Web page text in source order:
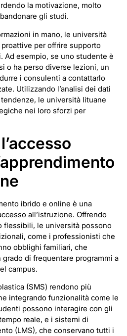
la motivazione, molto
gli studi.
in mano, le università
per offrire supporto
Ad esempio, se uno studente è
o ha perso diverse lezioni, un
i consulenti a contattarlo
Utilizzando l’analisi dei dati
le università lituane
nei loro sforzi per
ibrido e online è una
all’istruzione. Offrendo
flessibili, le università possono
come i professionisti che
obblighi familiari, che
di frequentare programmi a
campus.
(SMS) rendono più
integrando funzionalità come le
possono interagire con gli
reale, e i sistemi di
(LMS), che conservano tutti i